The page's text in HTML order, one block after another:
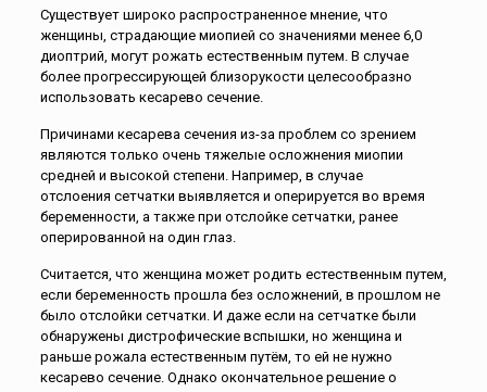
Существует широко распространенное мнение, что
женщины, страдающие миопией со значениями менее 6,0
диоптрий, могут рожать естественным путем. В случае
более прогрессирующей близорукости целесообразно
использовать кесарево сечение.
Причинами кесарева сечения из-за проблем со зрением
являются только очень тяжелые осложнения миопии
средней и высокой степени. Например, в случае
отслоения сетчатки выявляется и оперируется во время
беременности, а также при отслойке сетчатки, ранее
оперированной на один глаз.
Считается, что женщина может родить естественным путем,
если беременность прошла без осложнений, в прошлом не
было отслойки сетчатки. И даже если на сетчатке были
обнаружены дистрофические вспышки, но женщина и
раньше рожала естественным путём, то ей не нужно
кесарево сечение. Однако окончательное решение о